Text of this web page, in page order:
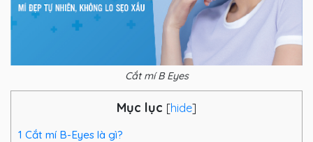
Cắt mí B Eyes
Mục lục [hide]
1 Cắt mí B-Eyes là gì?